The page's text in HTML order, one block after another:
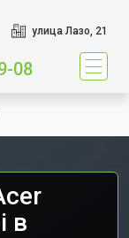
улица Лазо, 21
08
в